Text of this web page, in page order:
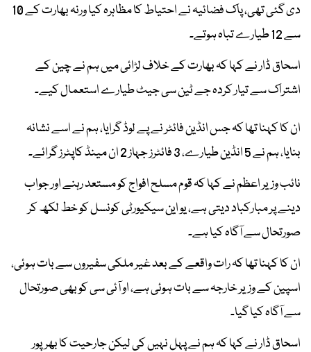
دی گئی تھی، پاک فضائیہ نے احتیاط کا مظاہرہ کیا ورنہ بھارت کے 10
سے 12 طیارے تباہ ہوتے۔
اسحاق ڈار نے کہا کہ بھارت کے خلاف لڑائی میں ہم نے چین کے
اشتراک سے تیار کردہ جے ٹین سی جیٹ طیارے استعمال کیے۔
ان کا کہنا تھا کہ جس انڈین فائٹر نے پے لوڈ گرایا، ہم نے اسے نشانہ
بنایا، ہم نے 5 انڈین طیارے، 3 فائٹرز جہاز 2 ان مینڈ کاپٹرز گرائے۔
نائب وزیر اعظم نے کہا کہ قوم مسلح افواج کو مستعد رہنے اور جواب
دینے پر مبارکباد دیتی ہے، یو این سیکیورٹی کونسل کو خط لکھ کر
صورتحال سے آگاہ کیا ہے۔
ان کا کہنا تھا کہ رات واقعے کے بعد غیر ملکی سفیروں سے بات ہوئی،
اسپین کے وزیر خارجہ سے بات ہوئی ہے، او آئی سی کو بھی صورتحال
سے آگاہ کیا گیا۔
اسحاق ڈار نے کہا کہ ہم نے پہل نہیں کی لیکن جارحیت کا بھرپور